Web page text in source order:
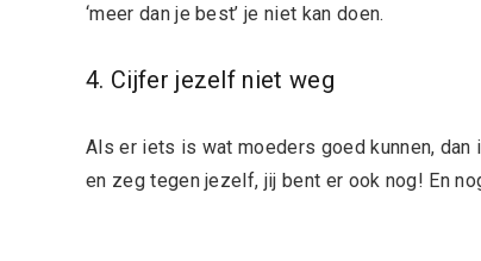
‘meer dan je best’ je niet kan doen.
4. Cijfer jezelf niet weg
Als er iets is wat moeders goed kunnen,
en zeg tegen jezelf, jij bent er ook nog! En